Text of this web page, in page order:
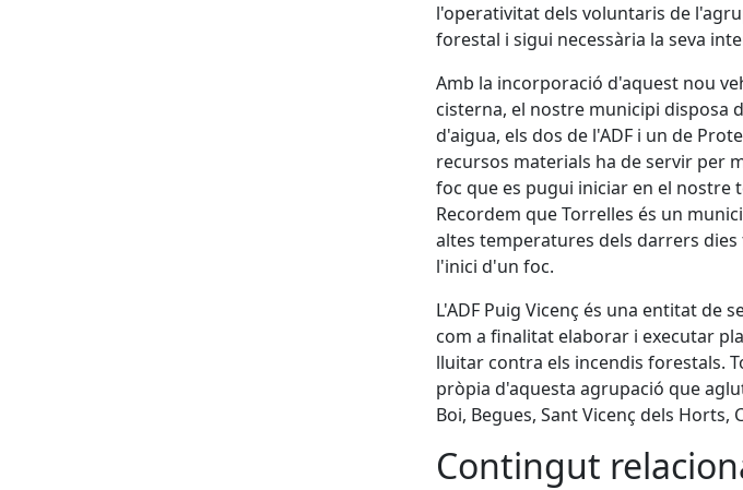
l'operativitat dels voluntaris de
forestal i sigui necessària la seva
Amb la incorporació d'aquest nou
cisterna, el nostre municipi disposa
d'aigua, els dos de l'ADF i un de
recursos materials ha de servir per
foc que es pugui iniciar en el nostre
Recordem que Torrelles és un
altes temperatures dels darrers
l'inici d'un foc.
L'ADF Puig Vicenç és una entitat de
com a finalitat elaborar i executar
lluitar contra els incendis forestals.
pròpia d'aquesta agrupació que
Boi, Begues, Sant Vicenç dels Horts,
Contingut